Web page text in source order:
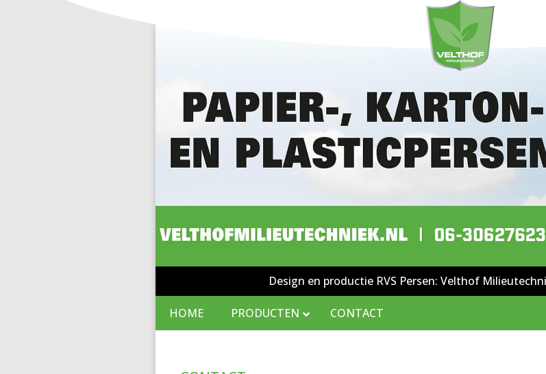
Design en productie RVS Persen: Velthof
HOME PRODUCTEN CONTACT